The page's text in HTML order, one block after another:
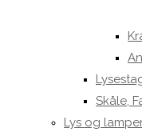
Skåle,
Lys og